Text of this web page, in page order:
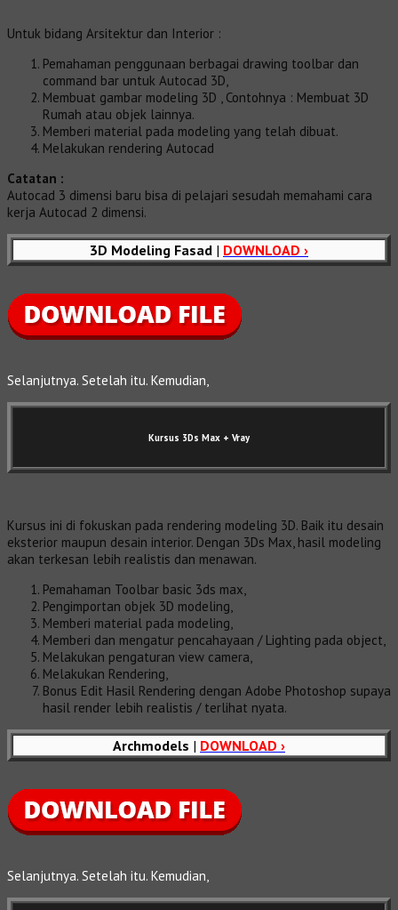
Untuk bidang Arsitektur dan Interior :
Pemahaman penggunaan berbagai drawing toolbar dan
command bar untuk Autocad 3D,
Membuat gambar modeling 3D , Contohnya : Membuat 3D
Rumah atau objek lainnya.
Memberi material pada modeling yang telah dibuat.
Melakukan rendering Autocad
Catatan :
Autocad 3 dimensi baru bisa di pelajari sesudah memahami cara
kerja Autocad 2 dimensi.
3D Modeling Fasad | DOWNLOAD ›
Selanjutnya. Setelah itu. Kemudian,
Kursus 3Ds Max + Vray
Kursus ini di fokuskan pada rendering modeling 3D. Baik itu desain
eksterior maupun desain interior. Dengan 3Ds Max, hasil modeling
akan terkesan lebih realistis dan menawan.
Pemahaman Toolbar basic 3ds max,
Pengimportan objek 3D modeling,
Memberi material pada modeling,
Memberi dan mengatur pencahayaan / Lighting pada object,
Melakukan pengaturan view camera,
Melakukan Rendering,
Bonus Edit Hasil Rendering dengan Adobe Photoshop supaya
hasil render lebih realistis / terlihat nyata.
Archmodels | DOWNLOAD ›
Selanjutnya. Setelah itu. Kemudian,